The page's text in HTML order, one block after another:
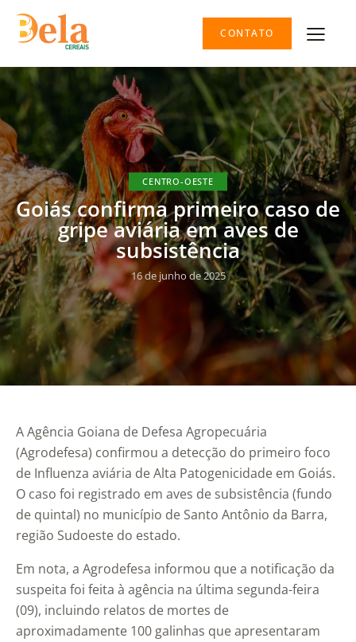
CONTATO
CENTRO-OESTE
Goiás confirma primeiro caso de
gripe aviária em aves de
subsistência
16 de junho de 2025
A Agência Goiana de Defesa Agropecuária
(Agrodefesa) confirmou a detecção do primeiro foco
de Influenza aviária de Alta Patogenicidade em Goiás.
O caso foi registrado em aves de subsistência (fundo
de quintal) no município de Santo Antônio da Barra,
região Sudoeste do estado.
Em nota, a Agrodefesa informou que a notificação da
suspeita foi feita à agência na última segunda-feira
(09), incluindo relatos de mortes de
aproximadamente 100 galinhas que apresentaram